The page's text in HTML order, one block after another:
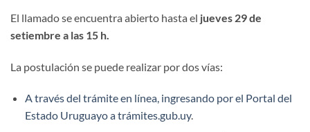
El llamado se encuentra abierto hasta el jueves 29 de
setiembre a las 15 h.
La postulación se puede realizar por dos vías:
A través del trámite en línea, ingresando por el Portal del
Estado Uruguayo a trámites.gub.uy.